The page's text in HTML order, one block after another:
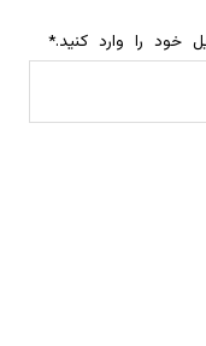
خود را وارد کنید.*